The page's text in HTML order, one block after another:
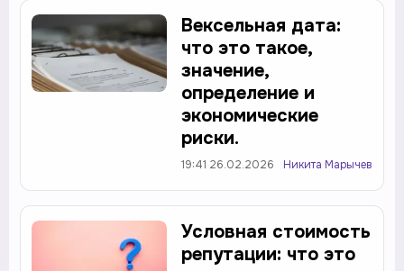
Вексельная дата:
что это такое,
значение,
определение и
экономические
риски.
19:41 26.02.2026 Никита Марычев
Условная стоимость
репутации: что это